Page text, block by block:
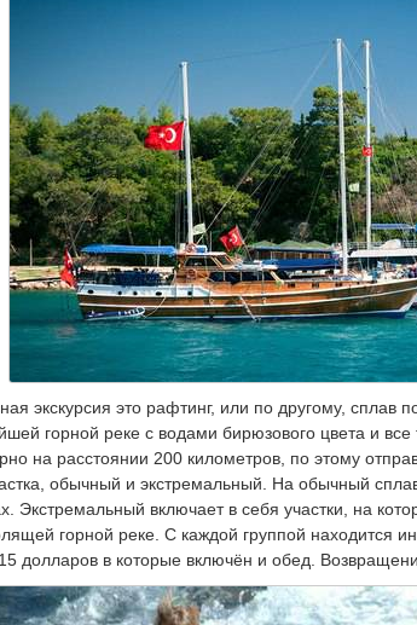
экскурсия это рафтинг, или по другому, сплав
горной реке с водами бирюзового цвета и
на расстоянии 200 километров, по этому
обычный и экстремальный. На обычный
Экстремальный включает в себя участки, на
горной реке. С каждой группой находится
долларов в которые включён и обед.